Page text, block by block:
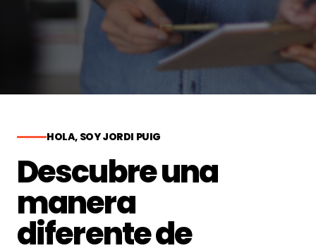
HOLA, SOY JORDI PUIG
Descubre una
manera
diferente de